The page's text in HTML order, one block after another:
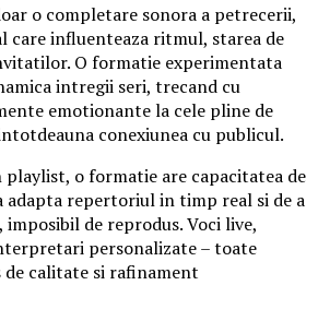
o completare sonora a petrecerii,
care influenteaza ritmul, starea de
O formatie experimentata
intregii seri, trecand cu
emotionante la cele pline de
conexiunea cu publicul.
playlist, o formatie are capacitatea de
adapta repertoriul in timp real si de a
de reprodus. Voci live,
personalizate – toate
de calitate si rafinament